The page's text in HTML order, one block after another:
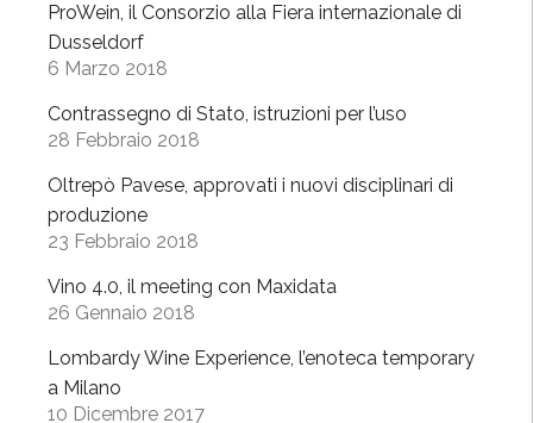
g
e
n
a
0
1
8
2
ProWein, il Consorzio alla Fiera internazionale di
Dusseldorf
6 Marzo 2018
Contrassegno di Stato, istruzioni per l’uso
28 Febbraio 2018
Oltrepò Pavese, approvati i nuovi disciplinari di
produzione
23 Febbraio 2018
Vino 4.0, il meeting con Maxidata
26 Gennaio 2018
Lombardy Wine Experience, l’enoteca temporary
a Milano
10 Dicembre 2017